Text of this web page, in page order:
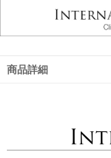
商品詳細